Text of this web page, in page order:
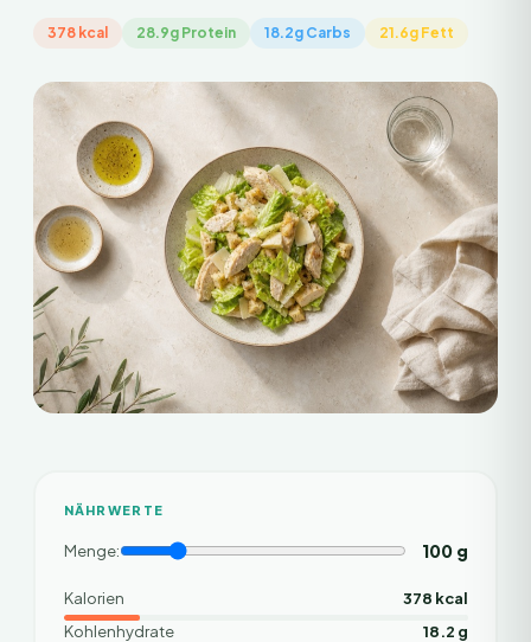
378 kcal 28.9g Protein 18.2g Carbs 21.6g Fett
NÄHRWERTE
Menge: 100g
Kalorien
378 kcal
Kohlenhydrate
18.2 g